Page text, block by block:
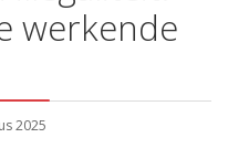
werkende
2025